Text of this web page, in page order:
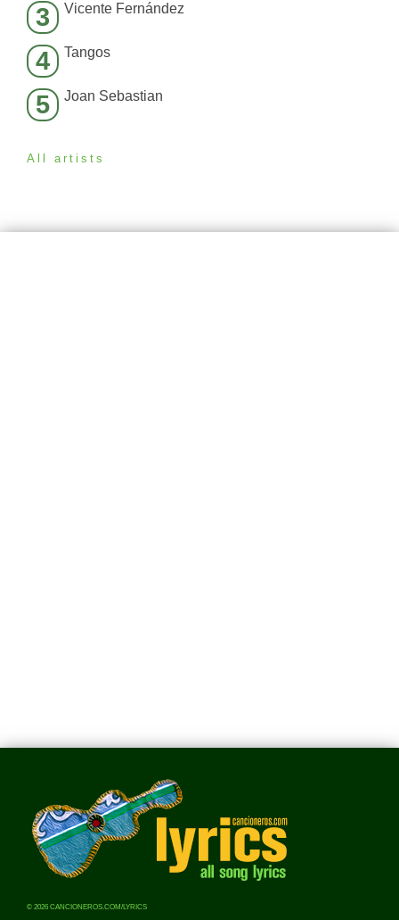
3 Vicente Fernández
4 Tangos
5 Joan Sebastian
All artists
© 2026 CANCIONEROS.COM/LYRICS